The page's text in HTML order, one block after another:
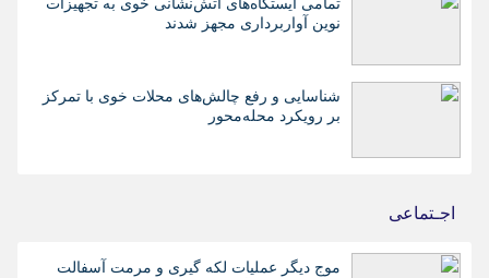
تمامی ایستگاه‌های آتش‌نشانی خوی به تجهیزات
نوین آواربرداری مجهز شدند
شناسایی و رفع چالش‌های محلات خوی با تمرکز
بر رویکرد محله‌محور
اجـتماعی
موج دیگر عملیات لکه گیری و مرمت آسفالت